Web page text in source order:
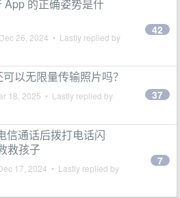
App 的正确姿势是什
Dec 26, 2024 • Lastly replied by
42
以无限量传输照片吗？
18, 2025 • Lastly replied by 37
信通话后拨打电话闪
救孩子
17, 2024 • Lastly replied by
7